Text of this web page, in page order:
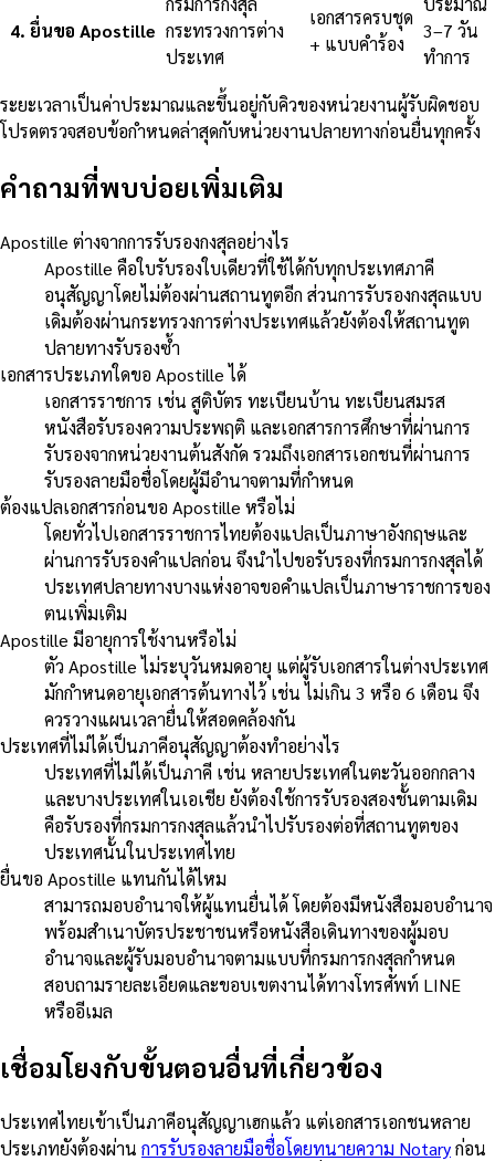
4. ยื่นขอ Apostille กระทรวงการต่าง
ประเทศ
เอกสารครบชุด
+ แบบคำร้อง
3–7 วัน
ทำการ
ระยะเวลาเป็นค่าประมาณและขึ้นอยู่กับคิวของหน่วยงานผู้รับผิดชอบ
โปรดตรวจสอบข้อกำหนดล่าสุดกับหน่วยงานปลายทางก่อนยื่นทุกครั้ง
คำถามที่พบบ่อยเพิ่มเติม
Apostille ต่างจากการรับรองกงสุลอย่างไร
Apostille คือใบรับรองใบเดียวที่ใช้ได้กับทุกประเทศภาคี
อนุสัญญาโดยไม่ต้องผ่านสถานทูตอีก ส่วนการรับรองกงสุลแบบ
เดิมต้องผ่านกระทรวงการต่างประเทศแล้วยังต้องให้สถานทูต
ปลายทางรับรองซ้ำ
เอกสารประเภทใดขอ Apostille ได้
เอกสารราชการ เช่น สูติบัตร ทะเบียนบ้าน ทะเบียนสมรส
หนังสือรับรองความประพฤติ และเอกสารการศึกษาที่ผ่านการ
รับรองจากหน่วยงานต้นสังกัด รวมถึงเอกสารเอกชนที่ผ่านการ
รับรองลายมือชื่อโดยผู้มีอำนาจตามที่กำหนด
ต้องแปลเอกสารก่อนขอ Apostille หรือไม่
โดยทั่วไปเอกสารราชการไทยต้องแปลเป็นภาษาอังกฤษและ
ผ่านการรับรองคำแปลก่อน จึงนำไปขอรับรองที่กรมการกงสุลได้
ประเทศปลายทางบางแห่งอาจขอคำแปลเป็นภาษาราชการของ
ตนเพิ่มเติม
Apostille มีอายุการใช้งานหรือไม่
ตัว Apostille ไม่ระบุวันหมดอายุ แต่ผู้รับเอกสารในต่างประเทศ
มักกำหนดอายุเอกสารต้นทางไว้ เช่น ไม่เกิน 3 หรือ 6 เดือน จึง
ควรวางแผนเวลายื่นให้สอดคล้องกัน
ประเทศที่ไม่ได้เป็นภาคีอนุสัญญาต้องทำอย่างไร
ประเทศที่ไม่ได้เป็นภาคี เช่น หลายประเทศในตะวันออกกลาง
และบางประเทศในเอเชีย ยังต้องใช้การรับรองสองชั้นตามเดิม
คือรับรองที่กรมการกงสุลแล้วนำไปรับรองต่อที่สถานทูตของ
ประเทศนั้นในประเทศไทย
ยื่นขอ Apostille แทนกันได้ไหม
สามารถมอบอำนาจให้ผู้แทนยื่นได้ โดยต้องมีหนังสือมอบอำนาจ
พร้อมสำเนาบัตรประชาชนหรือหนังสือเดินทางของผู้มอบ
อำนาจและผู้รับมอบอำนาจตามแบบที่กรมการกงสุลกำหนด
สอบถามรายละเอียดและขอบเขตงานได้ทางโทรศัพท์ LINE
หรืออีเมล
เชื่อมโยงกับขั้นตอนอื่นที่เกี่ยวข้อง
ประเทศไทยเข้าเป็นภาคีอนุสัญญาเฮกแล้ว แต่เอกสารเอกชนหลาย
ประเภทยังต้องผ่าน การรับรองลายมือชื่อโดยทนายความ Notaryก่อน